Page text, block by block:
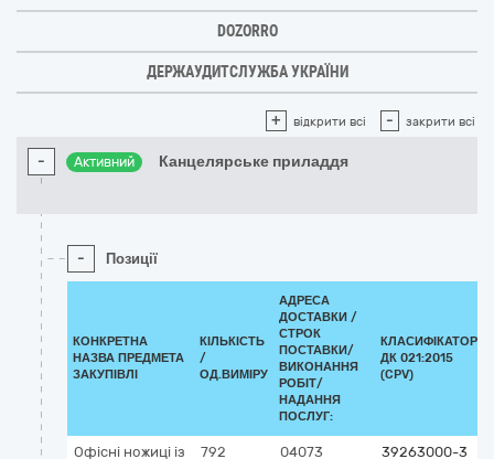
DOZORRO
ДЕРЖАУДИТСЛУЖБА УКРАЇНИ
+ відкрити всі - закрити всі
- Активний Канцелярське приладдя
- Позиції
КОНКРЕТНА
НАЗВА ПРЕДМЕТА
ЗАКУПІВЛІ
КІЛЬКІСТЬ
/
ОД.ВИМІРУ
АДРЕСА
ДОСТАВКИ /
СТРОК
ПОСТАВКИ/
ВИКОНАННЯ
РОБІТ/
НАДАННЯ
ПОСЛУГ:
КЛАСИФІКАТОР
ДК 021:2015
(CPV)
Офісні ножиці із
792
04073
39263000-3